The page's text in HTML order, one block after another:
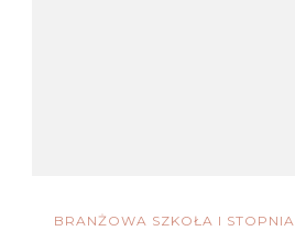
BRANŻOWA SZKOŁA I STOPNIA